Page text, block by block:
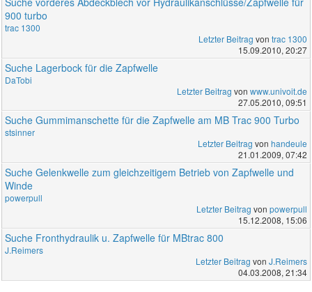
900 turbo
trac 1300
Letzter Beitrag von trac 1300
15.09.2010, 20:27
Suche Lagerbock für die Zapfwelle
DaTobi
Letzter Beitrag von www.univoit.de
27.05.2010, 09:51
Suche Gummimanschette für die Zapfwelle am MB Trac 900 Turbo
stsinner
Letzter Beitrag von handeule
21.01.2009, 07:42
Suche Gelenkwelle zum gleichzeitigem Betrieb von Zapfwelle und
Winde
powerpull
Letzter Beitrag von powerpull
15.12.2008, 15:06
Suche Fronthydraulik u. Zapfwelle für MBtrac 800
J.Reimers
Letzter Beitrag von J.Reimers
04.03.2008, 21:34